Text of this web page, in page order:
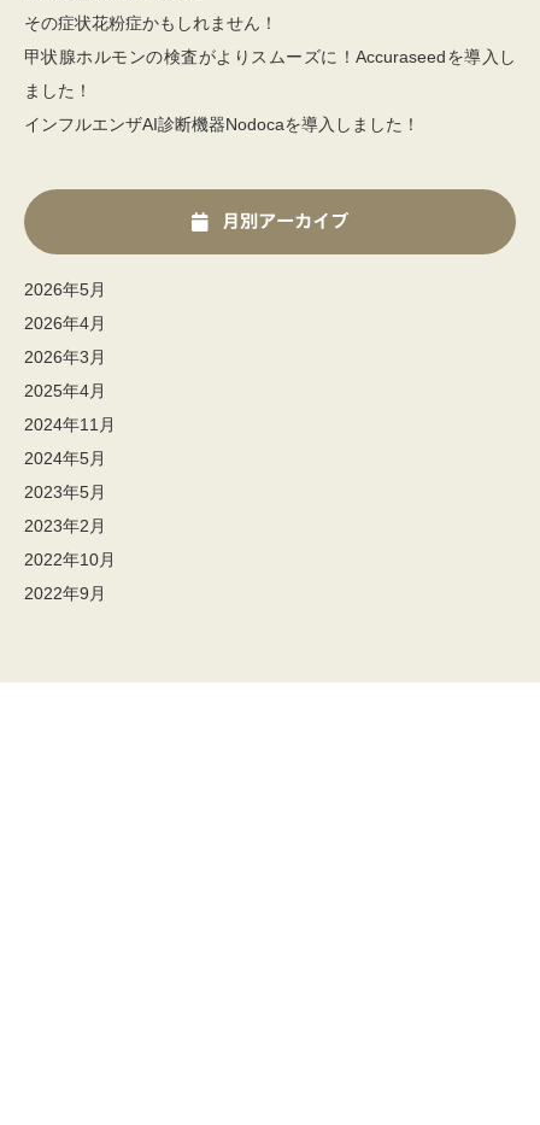
その症状花粉症かもしれません！
甲状腺ホルモンの検査がよりスムーズに！Accuraseedを導入し
ました！
インフルエンザAI診断機器Nodocaを導入しました！
月別アーカイブ
2026年5月
2026年4月
2026年3月
2025年4月
2024年11月
2024年5月
2023年5月
2023年2月
2022年10月
2022年9月